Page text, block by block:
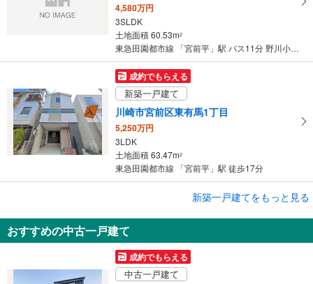
4,580万円
3SLDK
土地面積 60.53m2
東急田園都市線 「宮前平」駅 バス11分 野川小学校 バス停下車 徒歩3分
成約でもらえる
新築一戸建て
川崎市宮前区東有馬1丁目
5,250万円
3LDK
土地面積 63.47m2
東急田園都市線 「宮前平」駅 徒歩17分
川崎市宮前区菅生3丁目
6,090万円
4LDK
土地面積 168.28m
新築一戸建てをもっと見る
おすすめの中古一戸建て
成約でもらえる
中古一戸建て